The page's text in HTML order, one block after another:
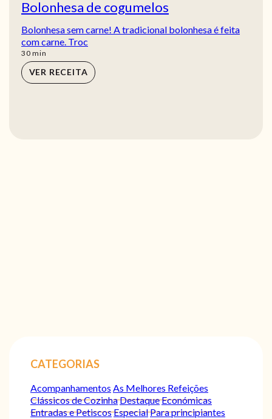
Bolonhesa de cogumelos
Bolonhesa sem carne! A tradicional bolonhesa é feita
com carne. Troc
30min
min
VER RECEITA
CATEGORIAS
Acompanhamentos As Melhores Refeições
Clássicos de CozinhaDestaqueEconómicas
Entradas e PetiscosEspecialPara principiantes